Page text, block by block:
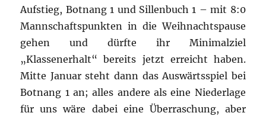
Aufstieg, Botnang 1 und Sillenbuch 1 – mit 8:0
Mannschaftspunkten in die Weihnachtspause
gehen und dürfte ihr Minimalziel
„Klassenerhalt“ bereits jetzt erreicht haben.
Mitte Januar steht dann das Auswärtsspiel bei
Botnang 1 an; alles andere als eine Niederlage
für uns wäre dabei eine Überraschung, aber